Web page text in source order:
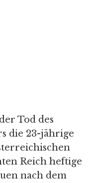
Tod des
die 23-jährige
Reich heftige
nach dem